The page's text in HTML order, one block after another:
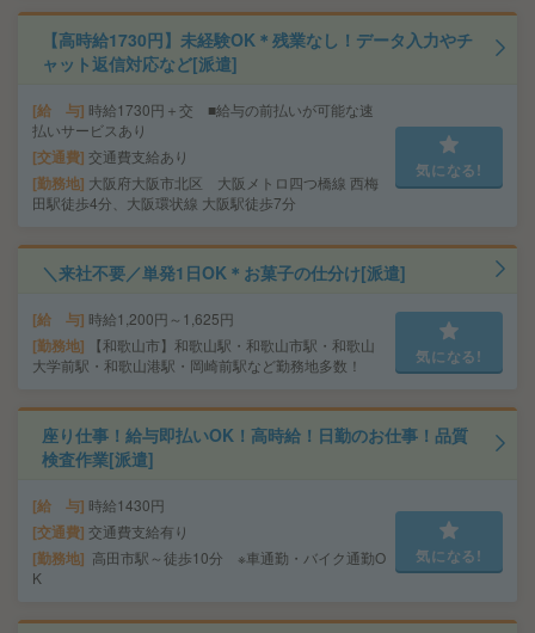
【高時給1730円】未経験OK＊残業なし！データ入力やチ
ャット返信対応など[派遣]
給 与 時給1730円＋交 ■給与の前払いが可能な速
払いサービスあり
交通費 交通費支給あり
勤務地 大阪府大阪市北区 大阪メトロ四つ橋線 西梅
田駅徒歩4分、大阪環状線 大阪駅徒歩7分
気になる!
＼来社不要／単発1日OK＊お菓子の仕分け[派遣]
給 与 時給1,200円～1,625円
勤務地
【和歌山市】和歌山駅・和歌山市駅・和歌山
大学前駅・和歌山港駅・岡崎前駅など勤務地多数！
気になる!
座り仕事！給与即払いOK！高時給！日勤のお仕事！品質
検査作業[派遣]
給 与 時給1430円
交通費 交通費支給有り
勤務地
高田市駅～徒歩10分 ※車通勤・バイク通勤O
K
気になる!